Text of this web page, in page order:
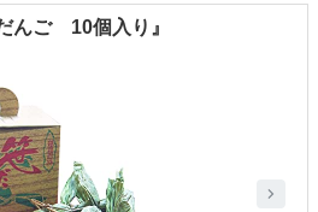
んご 10個入り』